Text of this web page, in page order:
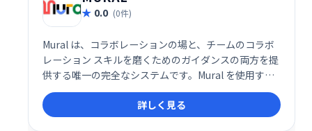
0.0 (0件)
Mural は、コラボレーションの場と、チームのコラボ
レーション スキルを磨くためのガイダンスの両方を提
供する唯一の完全なシステムです。Mural を使用する
と、進歩が速くなり、アイデアが改善され、チームが
より幸せになり、一貫して優れた結果が得られます。
詳しく見る